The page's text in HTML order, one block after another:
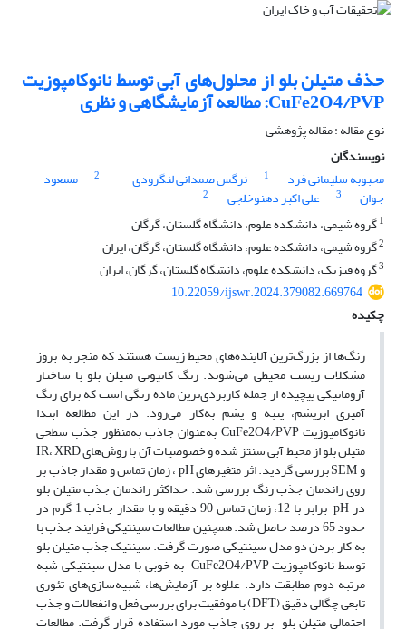
حذف متیلن بلو از محلول‌های آبی توسط نانوکامپوزیت
CuFe2O4/PVP: مطالعه آزمایشگاهی و نظری
نوع مقاله : مقاله پژوهشی
نویسندگان
محبوبه سلیمانی فرد
1 نرگس صمدانی لنگرودی 2 مسعود
جوان 3 علی اکبر دهنوخلجی
2
1گروه شیمی، دانشکده علوم، دانشگاه گلستان، گرگان
2گروه شیمی، دانشکده علوم، دانشگاه گلستان، گرگان، ایران
3گروه فیزیک، دانشکده علوم، دانشگاه گلستان، گرگان، ایران
10.22059/ijswr.2024.379082.669764
چکیده
رنگ‌ها از بزرگ‌ترین آلاینده‌های محیط زیست هستند که منجر به بروز
مشکلات زیست محیطی می‌شوند. رنگ کاتیونی متیلن بلو با ساختار
آروماتیکی پیچیده از جمله کاربردی‌ترین ماده رنگی است که برای رنگ
آمیزی ابریشم، پنبه و پشم به‌کار می‌رود. در این مطالعه ابتدا
نانوکامپوزیت CuFe2O4/PVP به‌عنوان جاذب به‌منظور جذب سطحی
متیلن بلو از محیط آبی سنتز شده و خصوصیات آن با روش‌های IR، XRD
و SEM بررسی گردید. اثر متغیر‌های pH ، زمان تماس و مقدار جاذب بر
روی راندمان جذب رنگ بررسی شد. حداکثر راندمان جذب متیلن بلو
در pH برابر با 12، زمان تماس 90 دقیقه و با مقدار جاذب 1 گرم در
حدود 65 درصد حاصل شد. همچنین مطالعات سینتیکی فرایند جذب با
به کار بردن دو مدل سینتیکی صورت گرفت. سینتیک جذب متیلن بلو
توسط نانوکامپوزیت CuFe2O4/PVP به خوبی با مدل سینتیکی شبه
مرتبه دوم مطابقت دارد. علاوه بر آزمایش‌ها، شبیه‌سازی‌های تئوری
تابعی چگالی دقیق (DFT) با موفقیت برای بررسی فعل و انفعالات و جذب
احتمالی متیلن بلو بر روی جاذب مورد استفاده قرار گرفت. مطالعات